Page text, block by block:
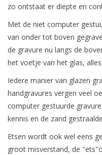
zo ontstaat er diepte en
Met de niet computer
van onder tot boven
de gravure nu langs de
het voetje van het glas,
Iedere manier van glazen
handgravures vergen veel
computer gestuurde
kennis en de zand
Etsen wordt ook wel eens
groot misverstand, de